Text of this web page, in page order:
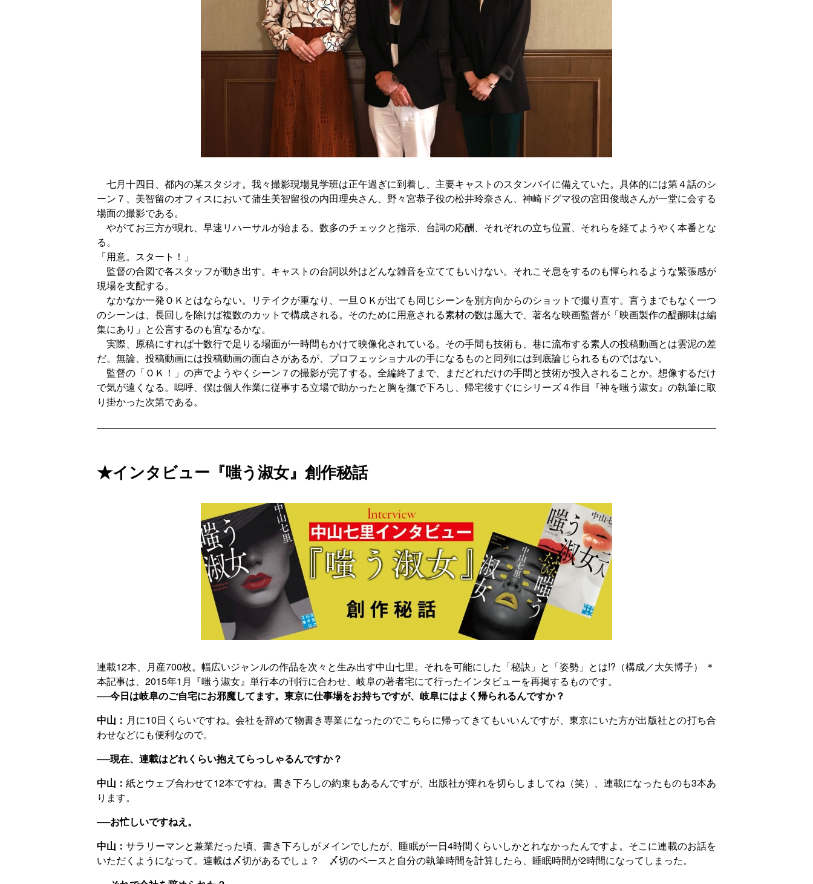
七月十四日、都内の某スタジオ。我々撮影現場見学班は正午過ぎに到着し、主要キャストのスタンバイに備えていた。具体的には第４話のシ
ーン７、美智留のオフィスにおいて蒲生美智留役の内田理央さん、野々宮恭子役の松井玲奈さん、神崎ドグマ役の宮田俊哉さんが一堂に会する
場面の撮影である。
やがてお三方が現れ、早速リハーサルが始まる。数多のチェックと指示、台詞の応酬、それぞれの立ち位置、それらを経てようやく本番とな
る。
「用意。スタート！」
監督の合図で各スタッフが動き出す。キャストの台詞以外はどんな雑音を立ててもいけない。それこそ息をするのも憚られるような緊張感が
現場を支配する。
なかなか一発ＯＫとはならない。リテイクが重なり、一旦ＯＫが出ても同じシーンを別方向からのショットで撮り直す。言うまでもなく一つ
のシーンは、長回しを除けば複数のカットで構成される。そのために用意される素材の数は厖大で、著名な映画監督が「映画製作の醍醐味は編
集にあり」と公言するのも宜なるかな。
実際、原稿にすれば十数行で足りる場面が一時間もかけて映像化されている。その手間も技術も、巷に流布する素人の投稿動画とは雲泥の差
だ。無論、投稿動画には投稿動画の面白さがあるが、プロフェッショナルの手になるものと同列には到底論じられるものではない。
監督の「ＯＫ！」の声でようやくシーン７の撮影が完了する。全編終了まで、まだどれだけの手間と技術が投入されることか。想像するだけ
で気が遠くなる。嗚呼、僕は個人作業に従事する立場で助かったと胸を撫で下ろし、帰宅後すぐにシリーズ４作目『神を嗤う淑女』の執筆に取
り掛かった次第である。
★インタビュー『嗤う淑女』創作秘話
連載12本、月産700枚。幅広いジャンルの作品を次々と生み出す中山七里。それを可能にした「秘訣」と「姿勢」とは!?（構成／大矢博子） ＊
本記事は、2015年1月『嗤う淑女』単行本の刊行に合わせ、岐阜の著者宅にて行ったインタビューを再掲するものです。
──今日は岐阜のご自宅にお邪魔してます。東京に仕事場をお持ちですが、岐阜にはよく帰られるんですか？
中山： 月に10日くらいですね。会社を辞めて物書き専業になったのでこちらに帰ってきてもいいんですが、東京にいた方が出版社との打ち合
わせなどにも便利なので。
──現在、連載はどれくらい抱えてらっしゃるんですか？
中山：紙とウェブ合わせて12本ですね。書き下ろしの約束もあるんですが、出版社が痺れを切らしましてね（笑）、連載になったものも3本あ
ります。
──お忙しいですねえ。
中山：サラリーマンと兼業だった頃、書き下ろしがメインでしたが、睡眠が一日4時間くらいしかとれなかったんですよ。そこに連載のお話を
いただくようになって。連載は〆切があるでしょ？ 〆切のペースと自分の執筆時間を計算したら、睡眠時間が2時間になってしまった。